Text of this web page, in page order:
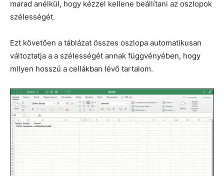
marad anélkül, hogy kézzel kellene beállítani az oszlopok
szélességét.
Ezt követően a táblázat összes oszlopa automatikusan
változtatja a a szélességét annak függvényében, hogy
milyen hosszú a cellákban lévő tartalom.